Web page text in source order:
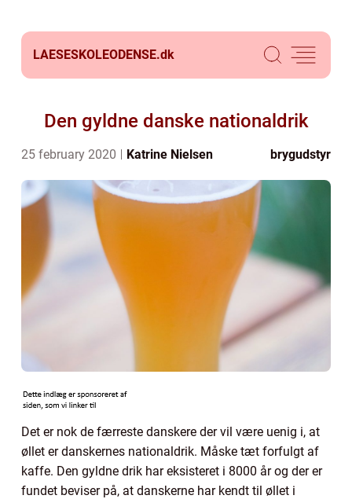
LAESESKOLEODENSE.dk
Den gyldne danske nationaldrik
25 february 2020 Katrine Nielsen brygudstyr
Det er nok de færreste danskere der vil være uenig i, at
øllet er danskernes nationaldrik. Måske tæt forfulgt af
kaffe. Den gyldne drik har eksisteret i 8000 år og der er
fundet beviser på, at danskerne har kendt til øllet i